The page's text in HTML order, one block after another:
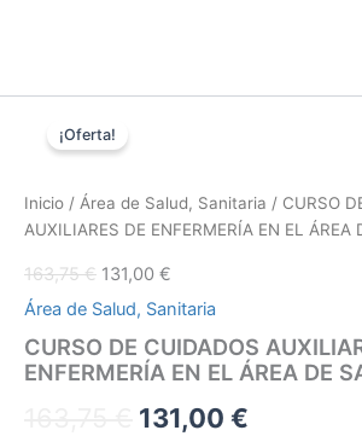
¡Oferta!
Inicio / Área de Salud, Sanitaria / CURSO
AUXILIARES DE ENFERMERÍA EN EL ÁREA
163,75€
precio
era:
163,75 €.
131,00 €
es:
131,00 €.
Área de Salud, Sanitaria
CURSO DE CUIDADOS
ENFERMERÍA EN EL ÁREA DE
original
163,75 €.
131,00 €
actual
CUIDADOS
DE
ENFERMERÍA
EL
ÁREA
SALUD
MENTAL